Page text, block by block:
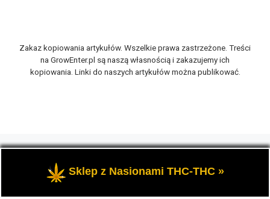
Zakaz kopiowania artykułów. Wszelkie prawa zastrzeżone. Treści
na GrowEnter.pl są naszą własnością i zakazujemy ich
kopiowania. Linki do naszych artykułów można publikować.
GrowEnter to strona o tematyce marihuany thc, potocznie
zwanej trawką i konopi cbd.
Sklep z Nasionami THC-THC »